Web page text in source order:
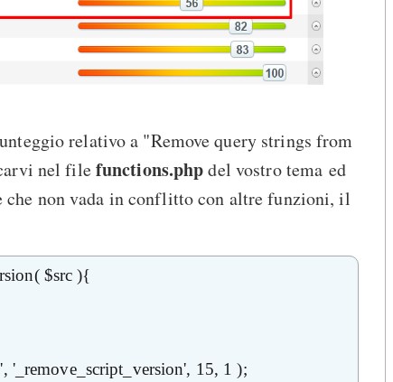
relativo a "Remove query strings from
nel filefunctions.phpdel vostro tema ed
che non vada in conflitto con altre funzioni, il
$src ){
'_remove_script_version', 15, 1 );